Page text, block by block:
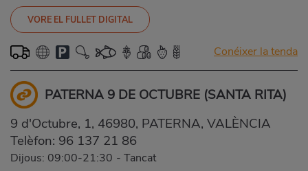
VORE EL FULLET DIGITAL
Conéixer la tenda
PATERNA 9 DE OCTUBRE (SANTA RITA)
9 d'Octubre, 1, 46980, PATERNA, VALÈNCIA
Telèfon: 96 137 21 86
Dijous: 09:00-21:30 - Tancat